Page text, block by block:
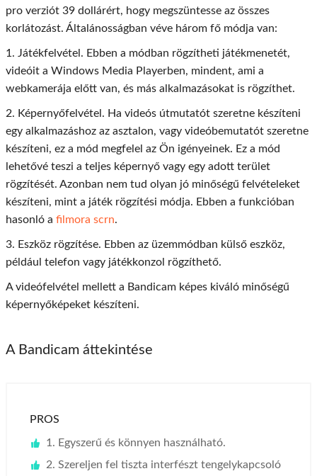
pro verziót 39 dollárért, hogy megszüntesse az összes
korlátozást. Általánosságban véve három fő módja van:
1. Játékfelvétel. Ebben a módban rögzítheti játékmenetét,
videóit a Windows Media Playerben, mindent, ami a
webkamerája előtt van, és más alkalmazásokat is rögzíthet.
2. Képernyőfelvétel. Ha videós útmutatót szeretne készíteni
egy alkalmazáshoz az asztalon, vagy videóbemutatót szeretne
készíteni, ez a mód megfelel az Ön igényeinek. Ez a mód
lehetővé teszi a teljes képernyő vagy egy adott terület
rögzítését. Azonban nem tud olyan jó minőségű felvételeket
készíteni, mint a játék rögzítési módja. Ebben a funkcióban
hasonló a filmora scrn.
3. Eszköz rögzítése. Ebben az üzemmódban külső eszköz,
például telefon vagy játékkonzol rögzíthető.
A videófelvétel mellett a Bandicam képes kiváló minőségű
képernyőképeket készíteni.
A Bandicam áttekintése
PROS
1. Egyszerű és könnyen használható.
2. Szereljen fel tiszta interfészt tengelykapcsoló